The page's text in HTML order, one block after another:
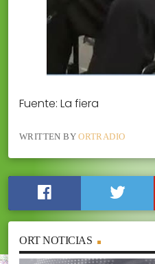
Fuente: La fiera
WRITTEN BYORTRADIO
ORT NOTICIAS